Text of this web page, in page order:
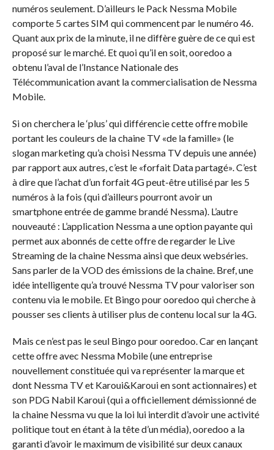
numéros seulement. D’ailleurs le Pack Nessma Mobile
comporte 5 cartes SIM qui commencent par le numéro 46.
Quant aux prix de la minute, il ne diffère guère de ce qui est
proposé sur le marché. Et quoi qu’il en soit, ooredoo a
obtenu l’aval de l’Instance Nationale des
Télécommunication avant la commercialisation de Nessma
Mobile.
Si on cherchera le ‘plus’ qui différencie cette offre mobile
portant les couleurs de la chaine TV «de la famille» (le
slogan marketing qu’a choisi Nessma TV depuis une année)
par rapport aux autres, c’est le «forfait Data partagé». C’est
à dire que l’achat d’un forfait 4G peut-être utilisé par les 5
numéros à la fois (qui d’ailleurs pourront avoir un
smartphone entrée de gamme brandé Nessma). L’autre
nouveauté : L’application Nessma a une option payante qui
permet aux abonnés de cette offre de regarder le Live
Streaming de la chaine Nessma ainsi que deux webséries.
Sans parler de la VOD des émissions de la chaine. Bref, une
idée intelligente qu’a trouvé Nessma TV pour valoriser son
contenu via le mobile. Et Bingo pour ooredoo qui cherche à
pousser ses clients à utiliser plus de contenu local sur la 4G.
Mais ce n’est pas le seul Bingo pour ooredoo. Car en lançant
cette offre avec Nessma Mobile (une entreprise
nouvellement constituée qui va représenter la marque et
dont Nessma TV et Karoui&Karoui en sont actionnaires) et
son PDG Nabil Karoui (qui a officiellement démissionné de
la chaine Nessma vu que la loi lui interdit d’avoir une activité
politique tout en étant à la tête d’un média), ooredoo a la
garanti d’avoir le maximum de visibilité sur deux canaux